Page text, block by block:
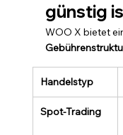
günstig
WOO X bietet
Handelstyp
Spot-Trading